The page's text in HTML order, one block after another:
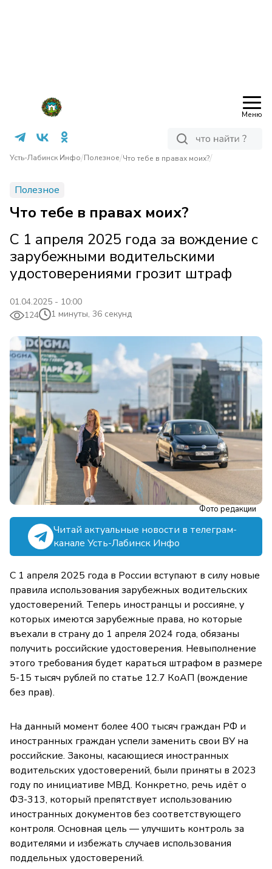
Меню
Усть-Лабинск Инфо/Полезное/Что тебе в правах моих?/
Полезное
Что тебе в правах моих?
С 1 апреля 2025 года за вождение с
зарубежными водительскими
удостоверениями грозит штраф
01.04.2025 - 10:00
124
1 минуты, 36 секунд
Фото редакции
Читай актуальные новости в телеграм-
канале Усть-Лабинск Инфо
С 1 апреля 2025 года в России вступают в силу новые
правила использования зарубежных водительских
удостоверений. Теперь иностранцы и россияне, у
которых имеются зарубежные права, но которые
въехали в страну до 1 апреля 2024 года, обязаны
получить российские удостоверения. Невыполнение
этого требования будет караться штрафом в размере
5-15 тысяч рублей по статье 12.7 КоАП (вождение
без прав).
На данный момент более 400 тысяч граждан РФ и
иностранных граждан успели заменить свои ВУ на
российские. Законы, касающиеся иностранных
водительских удостоверений, были приняты в 2023
году по инициативе МВД. Конкретно, речь идёт о
ФЗ-313, который препятствует использованию
иностранных документов без соответствующего
контроля. Основная цель — улучшить контроль за
водителями и избежать случаев использования
поддельных удостоверений.